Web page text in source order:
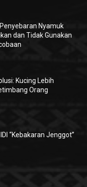
Nyamuk
dan Tidak Gunakan
Kucing Lebih
Orang
“Kebakaran Jenggot”